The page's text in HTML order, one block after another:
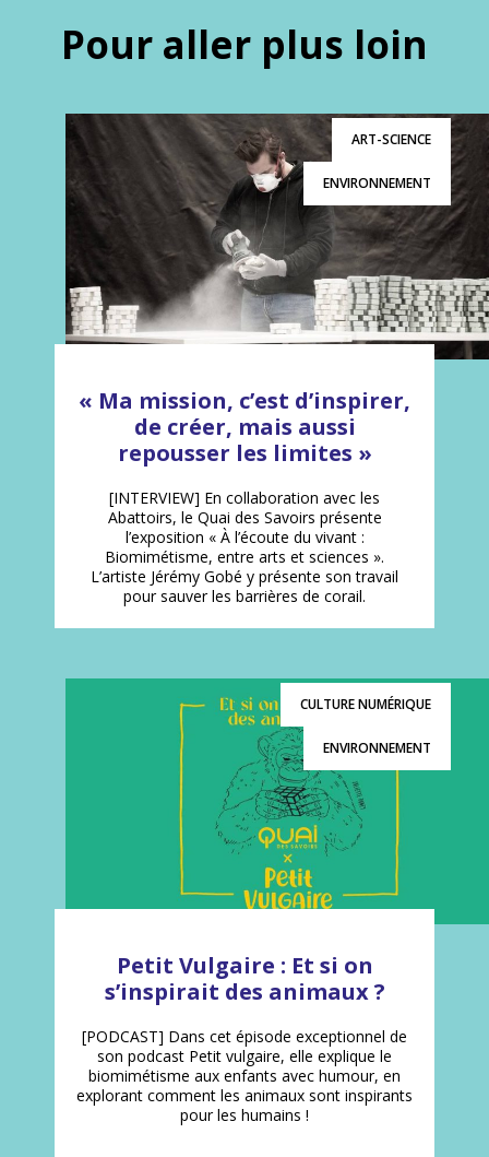
Pour aller plus loin
ART-SCIENCE
ENVIRONNEMENT
« Ma mission, c’est d’inspirer,
de créer, mais aussi
repousser les limites »
[INTERVIEW] En collaboration avec les
Abattoirs, le Quai des Savoirs présente
l’exposition « À l’écoute du vivant :
Biomimétisme, entre arts et sciences ».
L’artiste Jérémy Gobé y présente son travail
pour sauver les barrières de corail.
CULTURE NUMÉRIQUE
ENVIRONNEMENT
Petit Vulgaire : Et si on
s’inspirait des animaux ?
[PODCAST] Dans cet épisode exceptionnel de
son podcast Petit vulgaire, elle explique le
biomimétisme aux enfants avec humour, en
explorant comment les animaux sont inspirants
pour les humains !